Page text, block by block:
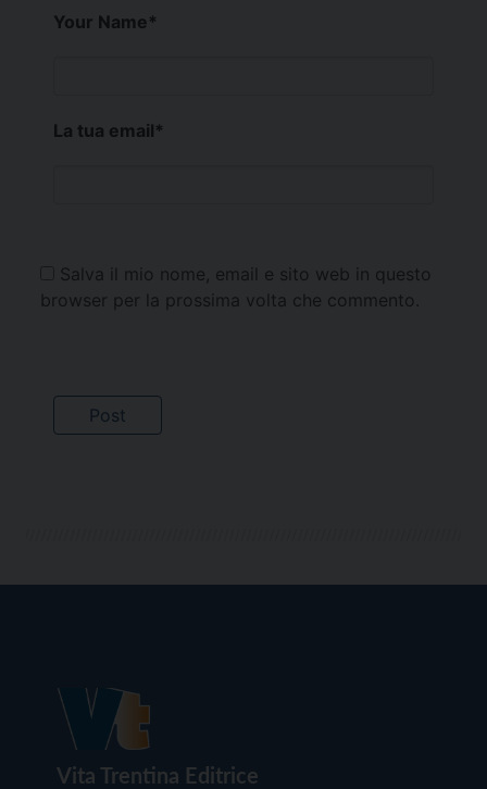
Your Name*
La tua email*
Salva il mio nome, email e sito web in questo
browser per la prossima volta che commento.
Vita Trentina Editrice